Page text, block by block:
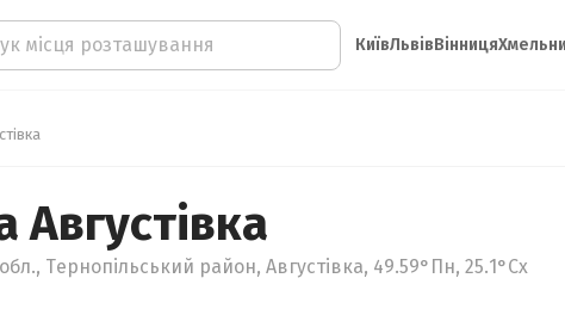
КиївЛьвівВінниця
Августівка
Тернопільський район, Августівка, 49.59°Пн, 25.1°Сх